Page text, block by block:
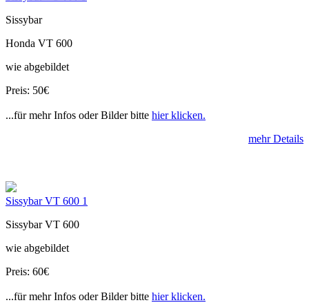
Sissybar
Honda VT 600
wie abgebildet
Preis: 50€
...für mehr Infos oder Bilder bitte hier klicken.
mehr Details
Sissybar VT 600 1
Sissybar VT 600
wie abgebildet
Preis: 60€
...für mehr Infos oder Bilder bitte hier klicken.